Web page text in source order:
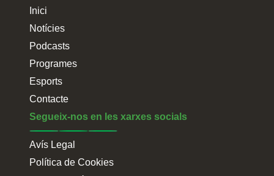
Inici
Notícies
Podcasts
Programes
Esports
Contacte
Segueix-nos en les xarxes socials
Avís Legal
Política de Cookies